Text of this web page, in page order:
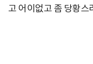
고 어이없고 좀 당황